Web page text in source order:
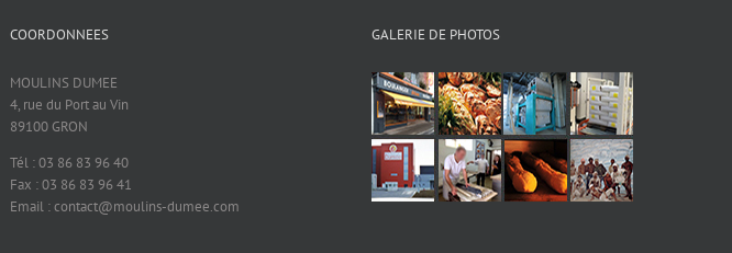
COORDONNEES
MOULINS DUMEE
4, rue du Port au Vin
89100 GRON
Tél : 03 86 83 96 40
Fax : 03 86 83 96 41
Email : contact@moulins-dumee.com
GALERIE DE PHOTOS